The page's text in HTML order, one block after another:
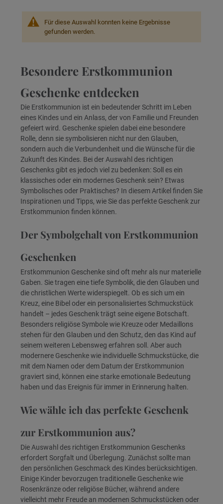
Für diese Auswahl konnten keine Ergebnisse
gefunden werden.
Besondere Erstkommunion
Geschenke entdecken
Die Erstkommunion ist ein bedeutender Schritt im Leben
eines Kindes und ein Anlass, der von Familie und Freunden
gefeiert wird. Geschenke spielen dabei eine besondere
Rolle, denn sie symbolisieren nicht nur den Glauben,
sondern auch die Verbundenheit und die Wünsche für die
Zukunft des Kindes. Bei der Auswahl des richtigen
Geschenks gibt es jedoch viel zu bedenken: Soll es ein
klassisches oder ein modernes Geschenk sein? Etwas
Symbolisches oder Praktisches? In diesem Artikel finden Sie
Inspirationen und Tipps, wie Sie das perfekte Geschenk zur
Erstkommunion finden können.
Der Symbolgehalt von Erstkommunion
Geschenken
Erstkommunion Geschenke sind oft mehr als nur materielle
Gaben. Sie tragen eine tiefe Symbolik, die den Glauben und
die christlichen Werte widerspiegelt. Ob es sich um ein
Kreuz, eine Bibel oder ein personalisiertes Schmuckstück
handelt – jedes Geschenk trägt seine eigene Botschaft.
Besonders religiöse Symbole wie Kreuze oder Medaillons
stehen für den Glauben und den Schutz, den das Kind auf
seinem weiteren Lebensweg erfahren soll. Aber auch
modernere Geschenke wie individuelle Schmuckstücke, die
mit dem Namen oder dem Datum der Erstkommunion
graviert sind, können eine starke emotionale Bedeutung
haben und das Ereignis für immer in Erinnerung halten.
Wie wähle ich das perfekte Geschenk
zur Erstkommunion aus?
Die Auswahl des richtigen Erstkommunion Geschenks
erfordert Sorgfalt und Überlegung. Zunächst sollte man
den persönlichen Geschmack des Kindes berücksichtigen.
Einige Kinder bevorzugen traditionelle Geschenke wie
Rosenkränze oder religiöse Bücher, während andere
vielleicht mehr Freude an modernen Schmuckstücken oder